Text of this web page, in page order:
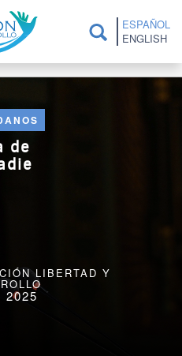
ESPAÑOL
ENGLISH
de
LIBERTAD Y
2025